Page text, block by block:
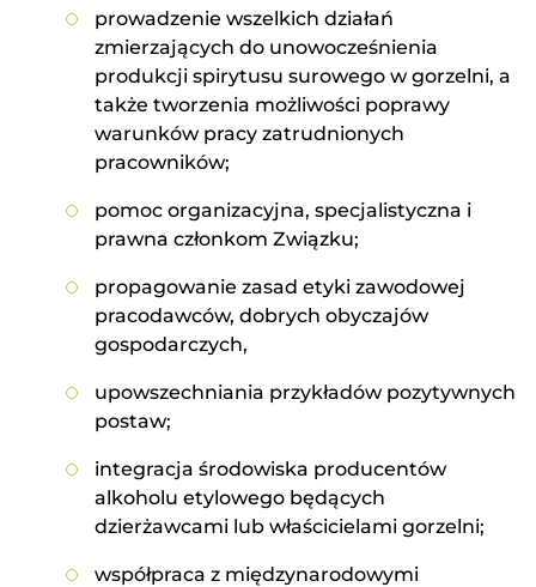
prowadzenie wszelkich działań
zmierzających do unowocześnienia
produkcji spirytusu surowego w gorzelni, a
także tworzenia możliwości poprawy
warunków pracy zatrudnionych
pracowników;
pomoc organizacyjna, specjalistyczna i
prawna członkom Związku;
propagowanie zasad etyki zawodowej
pracodawców, dobrych obyczajów
gospodarczych,
upowszechniania przykładów pozytywnych
postaw;
integracja środowiska producentów
alkoholu etylowego będących
dzierżawcami lub właścicielami gorzelni;
współpraca z międzynarodowymi